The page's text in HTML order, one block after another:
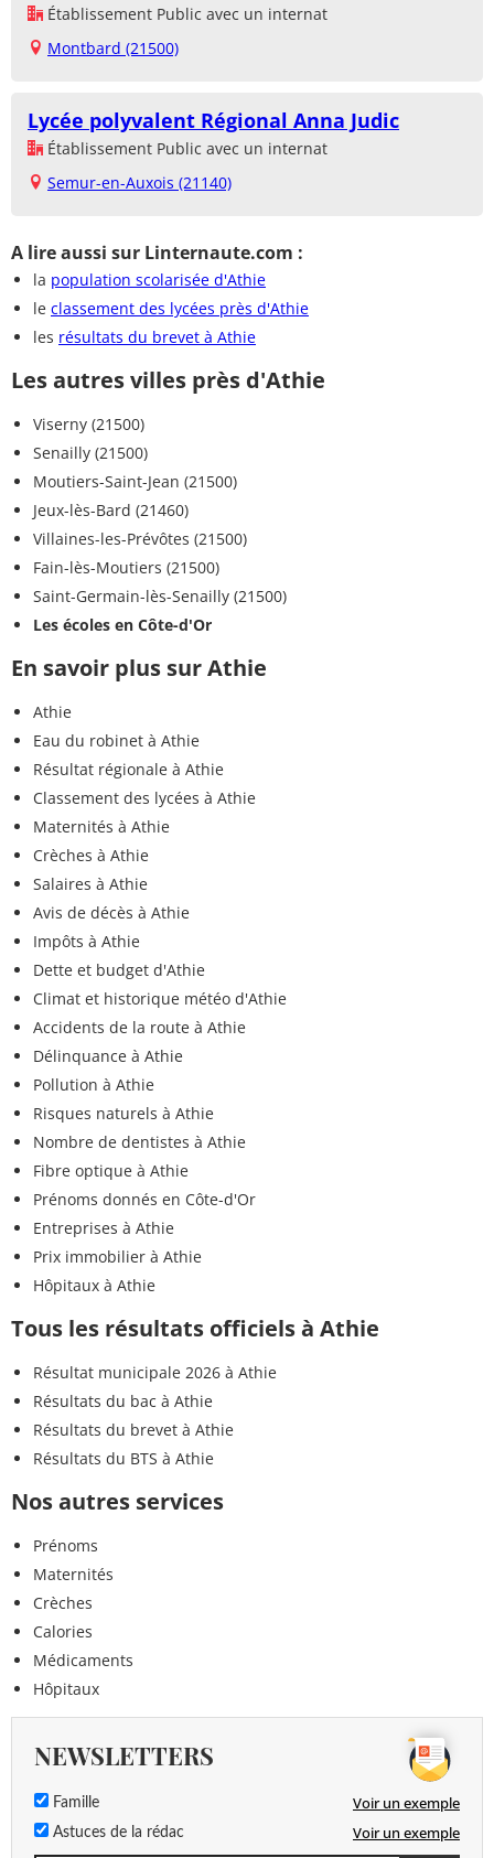
Établissement Public avec un internat
Montbard (21500)
Lycée polyvalent Régional Anna Judic
Établissement Public avec un internat
Semur-en-Auxois (21140)
A lire aussi sur Linternaute.com :
la population scolarisée d'Athie
le classement des lycées près d'Athie
les résultats du brevet à Athie
Les autres villes près d'Athie
Viserny (21500)
Senailly (21500)
Moutiers-Saint-Jean (21500)
Jeux-lès-Bard (21460)
Villaines-les-Prévôtes (21500)
Fain-lès-Moutiers (21500)
Saint-Germain-lès-Senailly (21500)
Les écoles en Côte-d'Or
En savoir plus sur Athie
Athie
Eau du robinet à Athie
Résultat régionale à Athie
Classement des lycées à Athie
Maternités à Athie
Crèches à Athie
Salaires à Athie
Avis de décès à Athie
Impôts à Athie
Dette et budget d'Athie
Climat et historique météo d'Athie
Accidents de la route à Athie
Délinquance à Athie
Pollution à Athie
Risques naturels à Athie
Nombre de dentistes à Athie
Fibre optique à Athie
Prénoms donnés en Côte-d'Or
Entreprises à Athie
Prix immobilier à Athie
Hôpitaux à Athie
Tous les résultats officiels à Athie
Résultat municipale 2026 à Athie
Résultats du bac à Athie
Résultats du brevet à Athie
Résultats du BTS à Athie
Nos autres services
Prénoms
Maternités
Crèches
Calories
Médicaments
Hôpitaux
NEWSLETTERS
Famille Voir un exemple
Astuces de la rédac Voir un exemple